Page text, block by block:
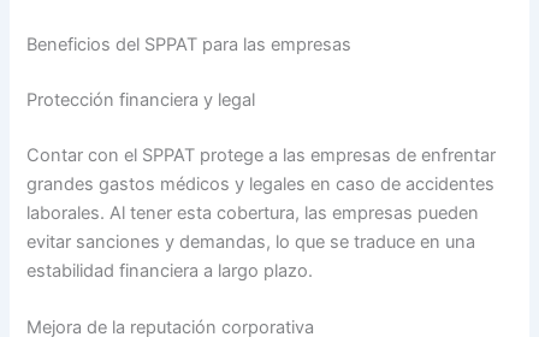
Beneficios del SPPAT para las empresas
Protección financiera y legal
Contar con el SPPAT protege a las empresas de enfrentar
grandes gastos médicos y legales en caso de accidentes
laborales. Al tener esta cobertura, las empresas pueden
evitar sanciones y demandas, lo que se traduce en una
estabilidad financiera a largo plazo.
Mejora de la reputación corporativa